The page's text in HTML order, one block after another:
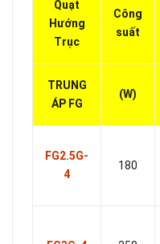
Quạt
Hướng
Trục
Công
suất
TRUNG
ÁP FG
(W)
FG2.5G-
4
180